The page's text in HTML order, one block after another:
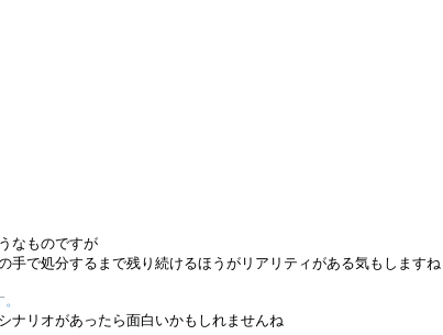
なものですが
で処分するまで残り続けるほうがリアリティがある気もしますね
ナリオがあったら面白いかもしれませんね